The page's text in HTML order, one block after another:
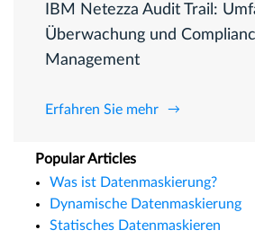
IBM Netezza Audit Trail:
Überwachung und
Management
Erfahren Sie mehr
Popular Articles
Was ist Datenmaskierung?
Dynamische Datenmaskierung
Statisches Datenmaskieren